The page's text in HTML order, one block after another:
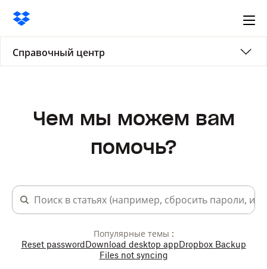
Справочный центр
Чем мы можем вам
помочь?
Популярные темы :
Reset passwordDownload desktop appDropbox Backup
Files not syncing